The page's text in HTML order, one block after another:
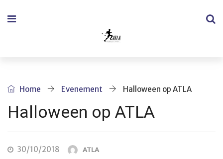
Home Evenement Halloween op ATLA
Halloween op ATLA
30/10/2018 ATLA